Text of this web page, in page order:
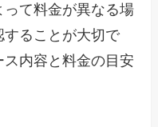
て料金が異なる場
ることが大切で
内容と料金の目安